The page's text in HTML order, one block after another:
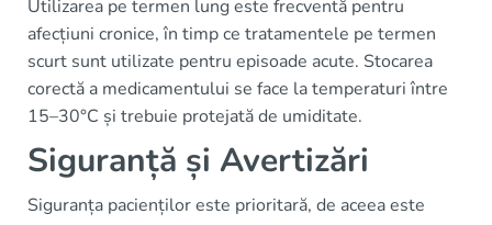
Utilizarea pe termen lung este frecventă pentru
afecțiuni cronice, în timp ce tratamentele pe termen
scurt sunt utilizate pentru episoade acute. Stocarea
corectă a medicamentului se face la temperaturi între
15–30°C și trebuie protejată de umiditate.
Siguranță și Avertizări
Siguranța pacienților este prioritară, de aceea este